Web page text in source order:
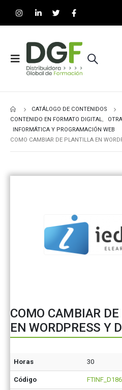
CATÁLOGO DE CONTENIDOS
CONTENIDO EN FORMATO DIGITAL,
INFORMÁTICA Y PROGRAMACIÓN WEB
COMO CAMBIAR DE PLANTILLA EN
COMO CAMBIAR
EN WORDPRESS Y
Horas 30
Código